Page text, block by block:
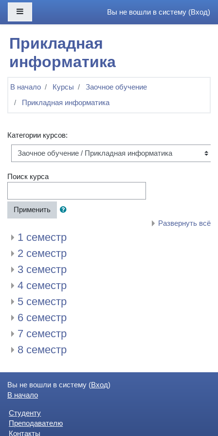
Перейти к основному содержанию
Вы не вошли в систему (Вход)
Прикладная
информатика
В начало Курсы
Заочное обучение
Прикладная информатика
Категории курсов:
Поиск курса
Применить
Развернуть всё
1 семестр
2 семестр
3 семестр
4 семестр
5 семестр
6 семестр
7 семестр
8 семестр
Вы не вошли в систему (Вход)
В начало
Студенту
Преподавателю
Контакты